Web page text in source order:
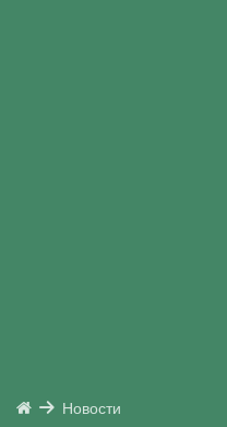
Новости